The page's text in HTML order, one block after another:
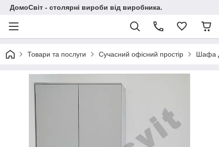
ДомоСвіт - столярні вироби від виробника.
Товари та послуги Сучасний офісний простір Шафа